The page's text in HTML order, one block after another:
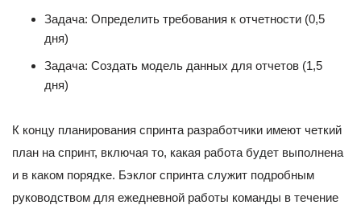
Задача: Определить требования к отчетности (0,5
дня)
Задача: Создать модель данных для отчетов (1,5
дня)
К концу планирования спринта разработчики имеют четкий
план на спринт, включая то, какая работа будет выполнена
и в каком порядке. Бэклог спринта служит подробным
руководством для ежедневной работы команды в течение